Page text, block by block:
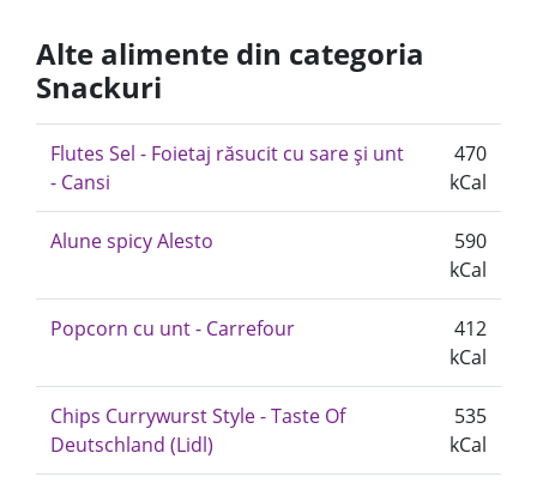
Alte alimente din categoria
Snackuri
Flutes Sel - Foietaj răsucit cu sare și unt
- Cansi
470
kCal
Alune spicy Alesto
590
kCal
Popcorn cu unt - Carrefour
412
kCal
Chips Currywurst Style - Taste Of
Deutschland (Lidl)
535
kCal